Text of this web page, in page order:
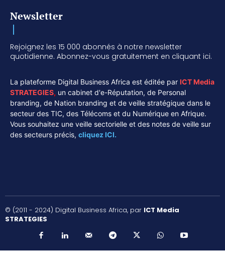
Newsletter
Rejoignez les 15 000 abonnés à notre newsletter
quotidienne. Abonnez-vous gratuitement en cliquant ici.
La plateforme Digital Business Africa est éditée par ICT Media
STRATEGIES, un cabinet d'e-Réputation, de Personal
branding, de Nation branding et de veille stratégique dans le
secteur des TIC, des Télécoms et du Numérique en Afrique.
Vous souhaitez une veille sectorielle et des notes de veille sur
des secteurs précis, cliquez ICI.
© (2011 - 2024) Digital Business Africa, par ICT Media
STRATEGIES